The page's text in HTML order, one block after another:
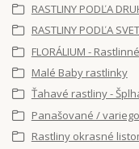
RASTLINY PODĽA
RASTLINY PODĽA
FLORÁLIUM -
Malé Baby rastlinky
Ťahavé rastliny -
Panašované /
Rastliny okrasné